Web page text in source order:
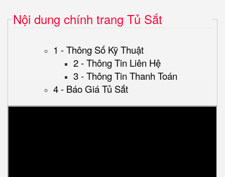
Nội dung chính trang Tủ Sắt
1 - Thông Số Kỹ Thuật
2 - Thông Tin Liên Hệ
3 - Thông Tin Thanh Toán
4 - Báo Giá Tủ Sắt